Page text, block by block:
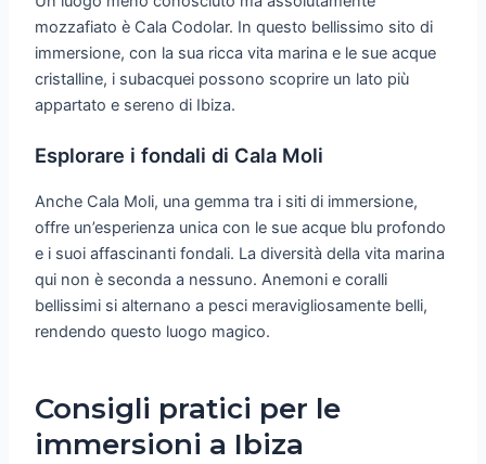
mozzafiato è Cala Codolar. In questo bellissimo sito di
immersione, con la sua ricca vita marina e le sue acque
cristalline, i subacquei possono scoprire un lato più
appartato e sereno di Ibiza.
Esplorare i fondali di Cala Moli
Anche Cala Moli, una gemma tra i siti di immersione,
offre un’esperienza unica con le sue acque blu profondo
e i suoi affascinanti fondali. La diversità della vita marina
qui non è seconda a nessuno. Anemoni e coralli
bellissimi si alternano a pesci meravigliosamente belli,
rendendo questo luogo magico.
Consigli pratici per le
immersioni a Ibiza